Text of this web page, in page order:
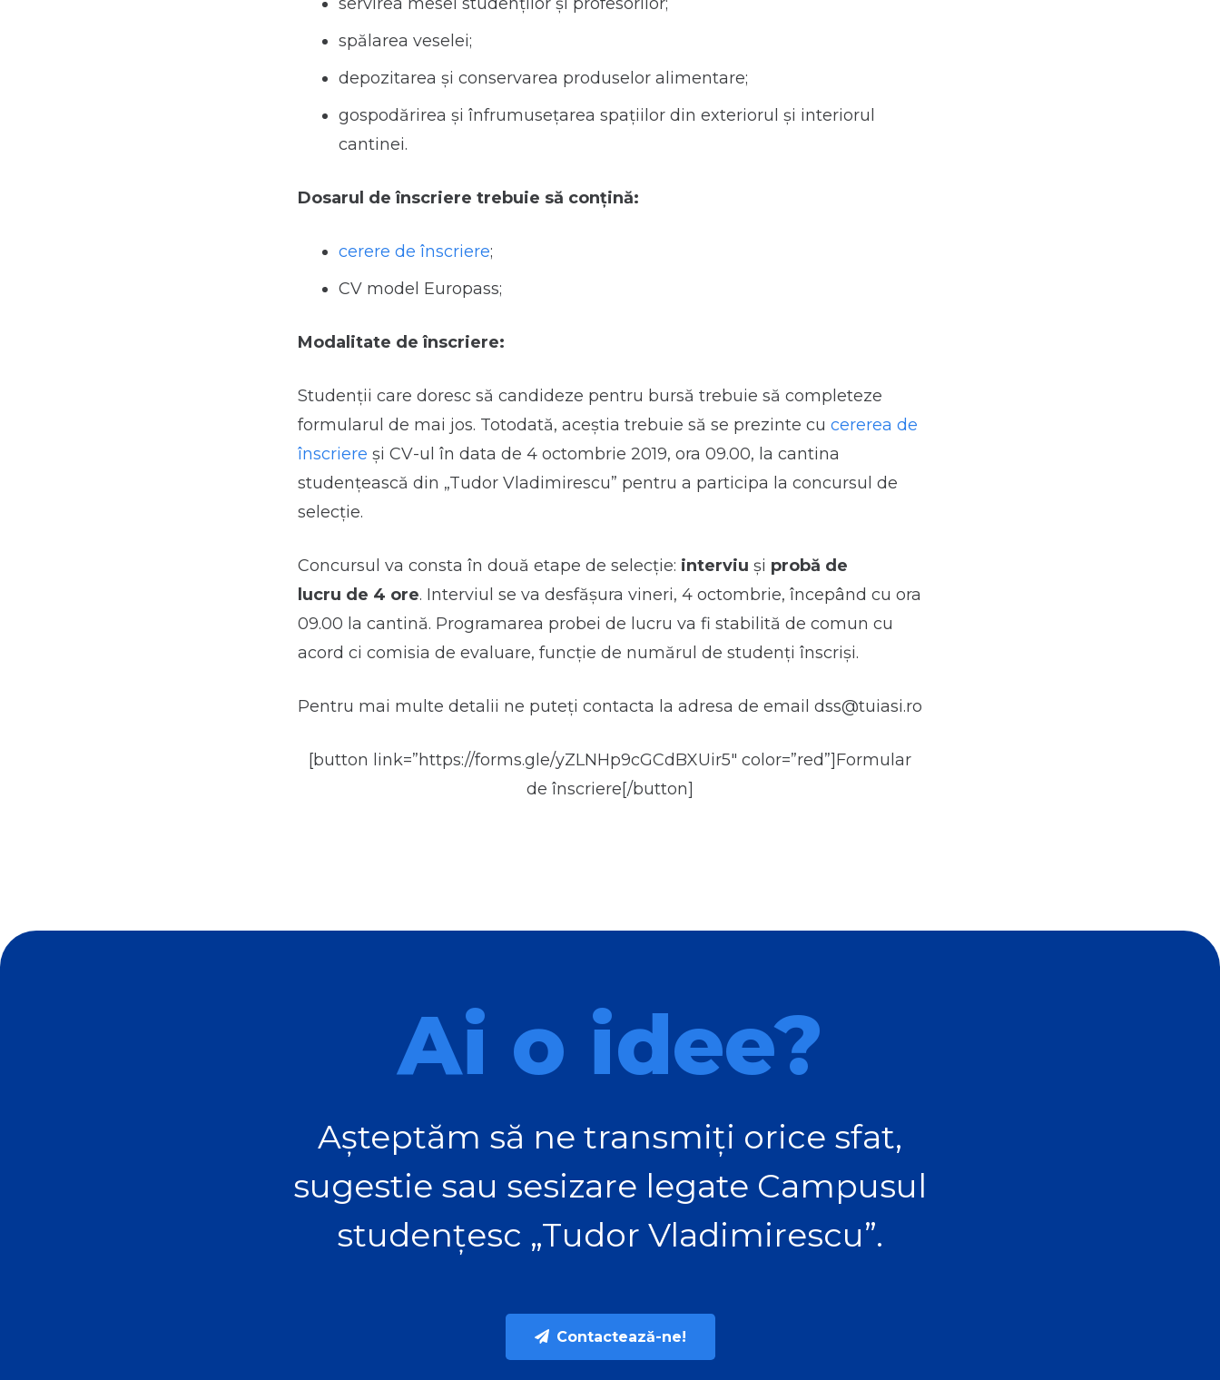
spălarea veselei;
depozitarea și conservarea produselor alimentare;
gospodărirea și înfrumusețarea spa­țiilor din exteriorul și interiorul
cantinei.
Dosarul de înscriere trebuie să conțină:
cerere de înscriere;
CV model Europass;
Modalitate de înscriere:
Studenții care doresc să candideze pentru bursă trebuie să completeze
formularul de mai jos. Totodată, aceștia trebuie să se prezinte cu cererea de
înscriere și CV-ul în data de 4 octombrie 2019, ora 09.00, la cantina
studenţească din „Tudor Vladimirescu” pentru a participa la concursul de
selecție.
Concursul va consta în două etape de selecție: interviu și probă de
lucru de 4 ore. Interviul se va desfășura vineri, 4 octombrie, începând cu ora
09.00 la cantină. Programarea probei de lucru va fi stabilită de comun cu
acord ci comisia de evaluare, funcție de numărul de studenți înscriși.
Pentru mai multe detalii ne puteți contacta la adresa de email dss@tuiasi.ro
[button link=”https://forms.gle/yZLNHp9cGCdBXUir5″ color=”red”]Formular
de înscriere[/button]
Ai o idee?
Așteptăm să ne transmiți orice sfat,
sugestie sau sesizare legate Campusul
studențesc „Tudor Vladimirescu”.
Contactează-ne!